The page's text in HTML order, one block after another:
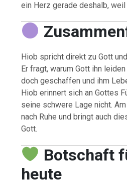
ein Herz gerade deshalb,
Hiob spricht direkt zu Gott
Er fragt, warum Gott ihn
doch geschaffen und ihm
Hiob erinnert sich an Gottes
seine schwere Lage nicht.
nach Ruhe und bringt auch
Gott.
Botschaft
heute